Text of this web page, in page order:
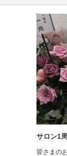
サロン1
皆さまの